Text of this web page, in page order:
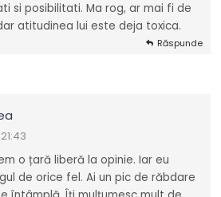
si posibilitati. Ma rog, ar mai fi de
atitudinea lui este deja toxica.
Răspunde
o țară liberă la opinie. Iar eu
de orice fel. Ai un pic de răbdare